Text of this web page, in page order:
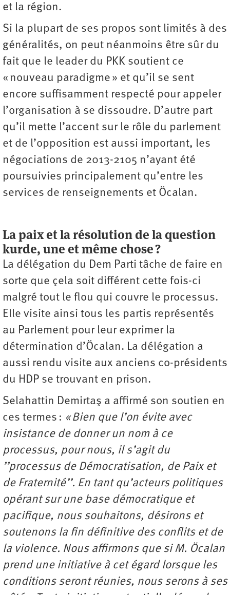
et la région.
Si la plupart de ses propos sont limités à des
généralités, on peut néanmoins être sûr du
fait que le leader du PKK soutient ce
« nouveau paradigme » et qu’il se sent
encore suffisamment respecté pour appeler
l’organisation à se dissoudre. D’autre part
qu’il mette l’accent sur le rôle du parlement
et de l’opposition est aussi important, les
négociations de 2013-2105 n’ayant été
poursuivies principalement qu’entre les
services de renseignements et Öcalan.
La paix et la résolution de la question
kurde, une et même chose ?
La délégation du Dem Parti tâche de faire en
sorte que çela soit différent cette fois-ci
malgré tout le flou qui couvre le processus.
Elle visite ainsi tous les partis représentés
au Parlement pour leur exprimer la
détermination d’Öcalan. La délégation a
aussi rendu visite aux anciens co-présidents
du HDP se trouvant en prison.
Selahattin Demirtaş a affirmé son soutien en
ces termes : « Bien que l’on évite avec
insistance de donner un nom à ce
processus, pour nous, il s’agit du
’’processus de Démocratisation, de Paix et
de Fraternité’’. En tant qu’acteurs politiques
opérant sur une base démocratique et
pacifique, nous souhaitons, désirons et
soutenons la fin définitive des conflits et de
la violence. Nous affirmons que si M. Öcalan
prend une initiative à cet égard lorsque les
conditions seront réunies, nous serons à ses